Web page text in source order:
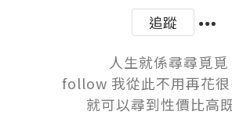
追蹤
人生就係尋尋覓覓
follow 我從此不用再花很
就可以尋到性價比高